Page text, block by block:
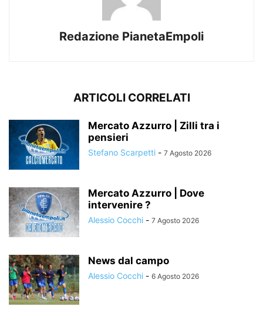
Redazione PianetaEmpoli
ARTICOLI CORRELATI
Mercato Azzurro | Zilli tra i
pensieri
Stefano Scarpetti - 7 Agosto 2026
Mercato Azzurro | Dove
intervenire ?
Alessio Cocchi - 7 Agosto 2026
News dal campo
Alessio Cocchi - 6 Agosto 2026